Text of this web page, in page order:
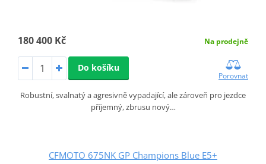
180 400 Kč Na prodejně
Do košíku
Porovnat
Robustní, svalnatý a agresivně vypadající, ale zároveň pro jezdce
příjemný, zbrusu nový…
CFMOTO 675NK GP Champions Blue E5+